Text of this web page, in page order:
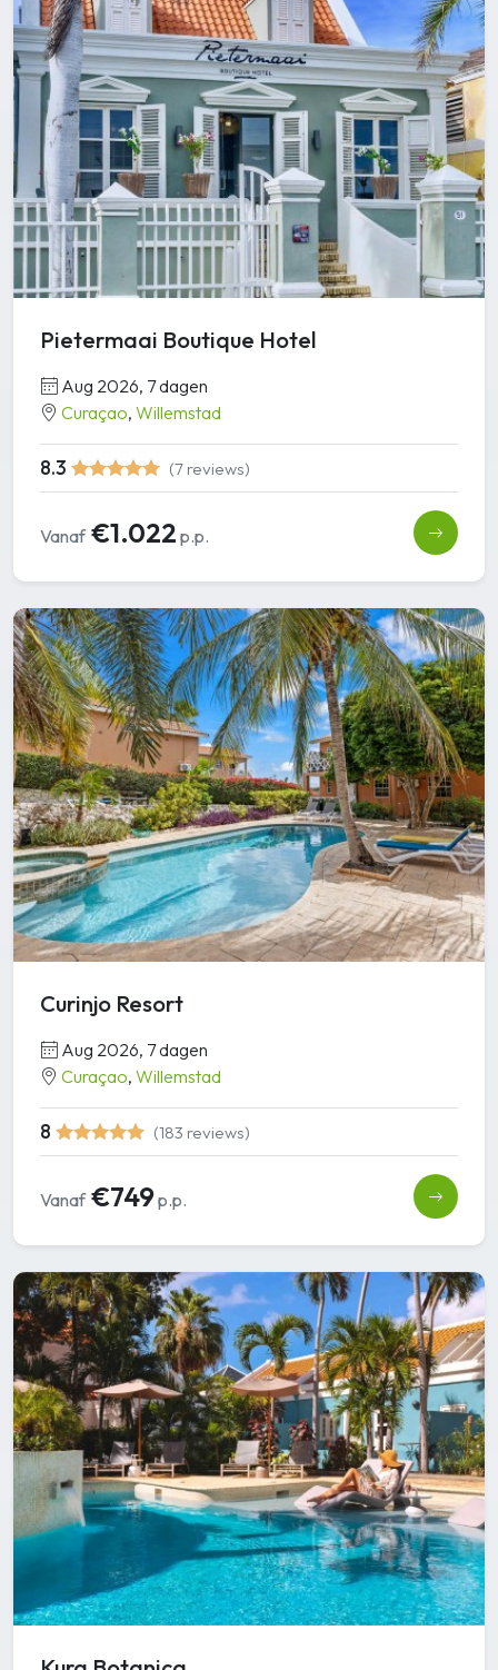
Pietermaai Boutique Hotel
Aug 2026, 7 dagen
Curaçao, Willemstad
8.3 (7 reviews)
Vanaf€1.022 p.p.
Curinjo Resort
Aug 2026, 7 dagen
Curaçao, Willemstad
8 (183 reviews)
Vanaf€749p.p.